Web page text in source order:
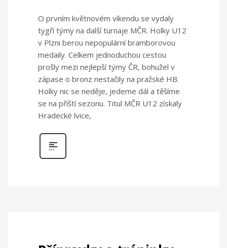
O prvním květnovém víkendu se vydaly
tygří týmy na další turnaje MČR. Holky U12
v Plzni berou nepopulární bramborovou
medaily. Celkem jednoduchou cestou
prošly mezi nejlepší týmy ČR, bohužel v
zápase o bronz nestačily na pražské HB.
Holky nic se neděje, jedeme dál a těšíme
se na příští sezonu. Titul MČR U12 získaly
Hradecké lvice,